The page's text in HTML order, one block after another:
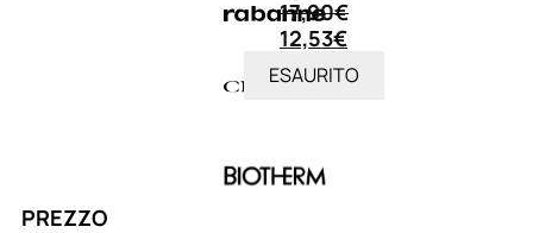
PREZZO
17,90€
12,53€
ESAURITO